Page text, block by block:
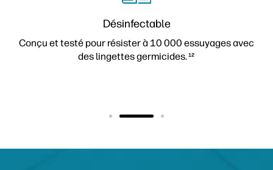
Désinfectable
Conçu et testé pour résister à 10 000 essuyages avec
des lingettes germicides. 12